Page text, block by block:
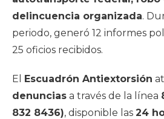
delincuencia organizada.
periodo, generó 12 informes
25 oficios recibidos.
El Escuadrón Antiextorsión
denuncias a través de la línea
832 8436), disponible las 24